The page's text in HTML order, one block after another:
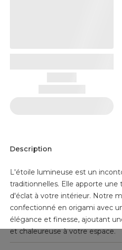
Description
L'étoile lumineuse est un
traditionnelles. Elle apporte
d'éclat à votre intérieur. Notre
confectionné en origami avec
élégance et finesse, ajoutant
et chaleureuse à votre espace.